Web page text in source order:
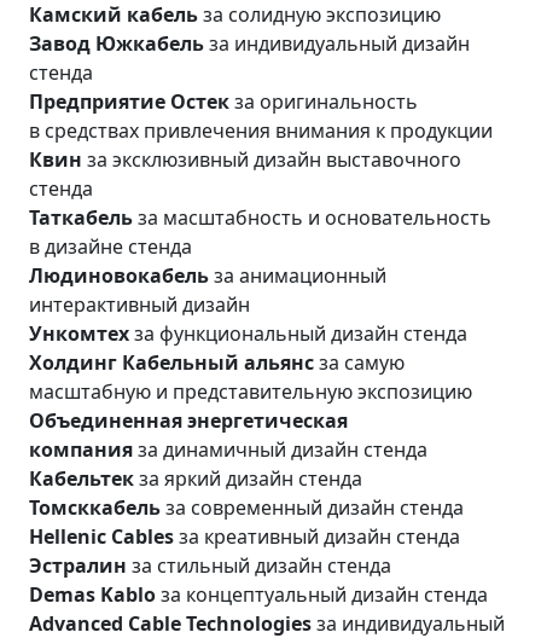
Камский кабельза солидную экспозицию
Завод Южкабельза индивидуальный дизайн
стенда
Предприятие Остекза оригинальность
в средствах привлечения внимания к продукции
Квин за эксклюзивный дизайн выставочного
стенда
Таткабельза масштабность и основательность
в дизайне стенда
Людиновокабельза анимационный
интерактивный дизайн
Ункомтехза функциональный дизайн стенда
Холдинг Кабельный альянсза самую
масштабную и представительную экспозицию
Объединенная энергетическая
компанияза динамичный дизайн стенда
Кабельтекза яркий дизайн стенда
Томсккабельза современный дизайн стенда
Hellenic Cablesза креативный дизайн стенда
Эстралин за стильный дизайн стенда
Demas Kabloза концептуальный дизайн стенда
Advanced CableTechnologiesза индивидуальный